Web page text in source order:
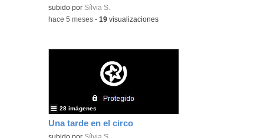
subido por Sílvia S.
-hace 5 meses -19 visualizaciones
Una tarde en el circo
28 imágenes